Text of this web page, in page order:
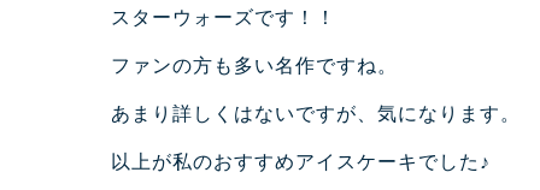
スターウォーズです！！
ファンの方も多い名作ですね。
あまり詳しくはないですが、気になります。
以上が私のおすすめアイスケーキでした♪